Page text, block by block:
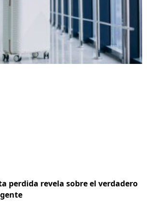
perdida revela sobre el verdadero